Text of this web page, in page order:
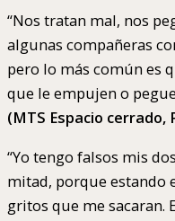
“Nos tratan mal, nos
algunas compañeras
pero lo más común es
que le empujen o
(MTS Espacio cerrado,
“Yo tengo falsos mis
mitad, porque estando
gritos que me sacaran.